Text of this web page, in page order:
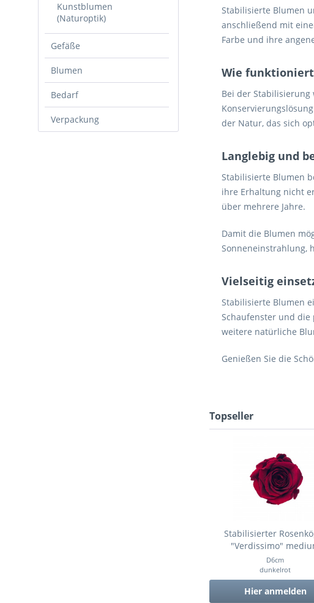
Kunstblumen
(Naturoptik)
Gefäße
Blumen
Bedarf
Verpackung
Stabilisierte Blumen
anschließend mit
Farbe und ihre
Wie
Bei der
der Natur, das sich
Langlebig und
Stabilisierte Blumen
ihre Erhaltung nicht
über mehrere Jahre.
Damit die Blumen
Sonneneinstrahlung,
Vielseitig
Stabilisierte Blumen
Schaufenster und die
weitere natürliche
Genießen Sie die
Topseller
Stabilisierter
"Verdissimo"
D6cm
dunkelrot
Hier anmelden